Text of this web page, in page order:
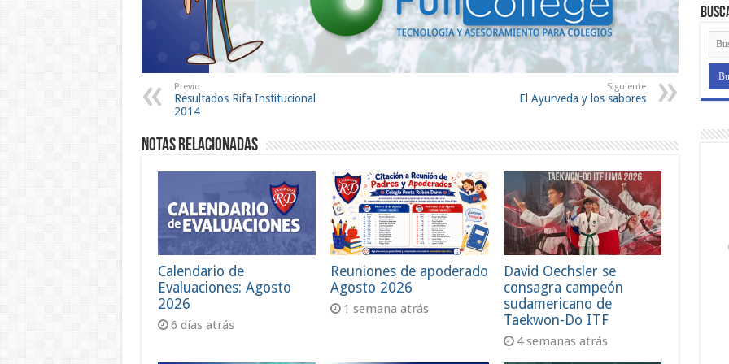
Previo
Resultados Rifa Institucional
2014
Siguiente
El Ayurveda y los sabores
Notas Relacionadas
Calendario de
Evaluaciones: Agosto
2026
6 días atrás
Reuniones de apoderado
Agosto 2026
1 semana atrás
David Oechsler se
consagra campeón
sudamericano de
Taekwon-Do ITF
4 semanas atrás